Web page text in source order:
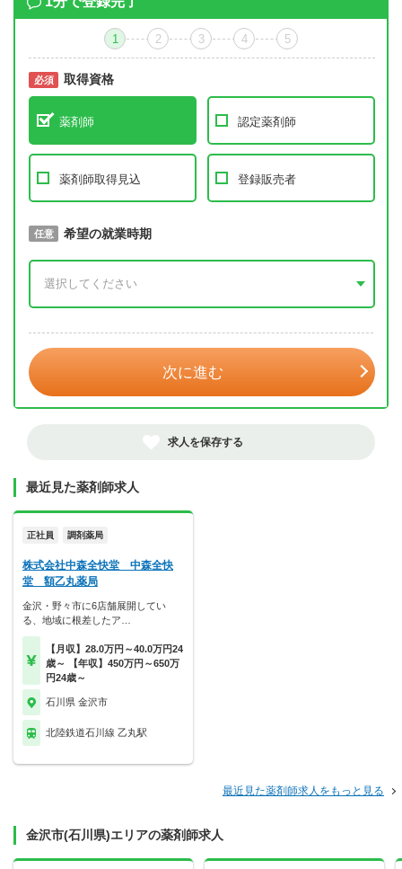
1 2 3 4 5
必須 取得資格
薬剤師 認定薬剤師
薬剤師取得見込 登録販売者
必須 取得予定年
任意 希望の就業時期
次に進む
求人を保存する
最近見た薬剤師求人
正社員 調剤薬局
株式会社中森全快堂 中森全快
堂 額乙丸薬局
金沢・野々市に6店舗展開してい
る、地域に根差したア…
【月収】28.0万円～40.0万円24
歳～ 【年収】450万円～650万
円24歳～
石川県 金沢市
北陸鉄道石川線 乙丸駅
最近見た薬剤師求人をもっと見る
金沢市(石川県)エリアの薬剤師求人